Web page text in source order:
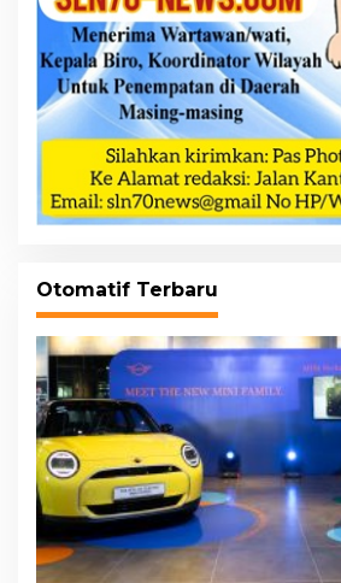
Otomatif Terbaru